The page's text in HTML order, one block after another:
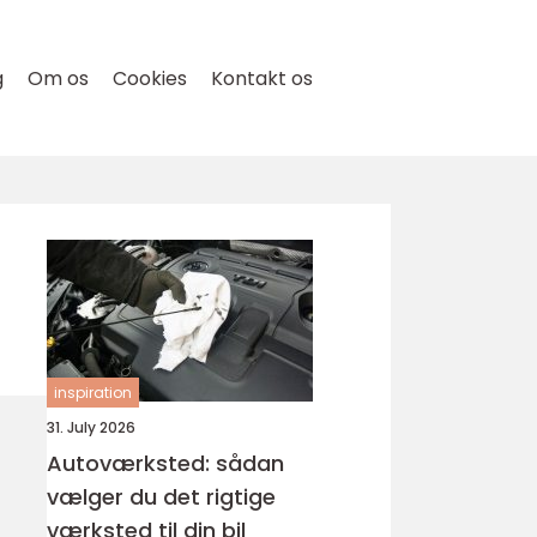
Om os Cookies Kontakt os
inspiration
31. July 2026
Autoværksted: sådan
vælger du det rigtige
værksted til din bil